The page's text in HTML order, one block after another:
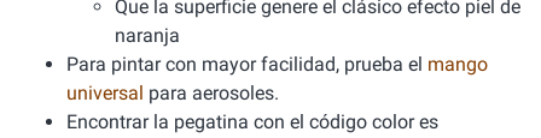
Que la superficie genere el clásico efecto piel de
naranja
Para pintar con mayor facilidad, prueba el mango
universal para aerosoles.
Encontrar la pegatina con el código color es